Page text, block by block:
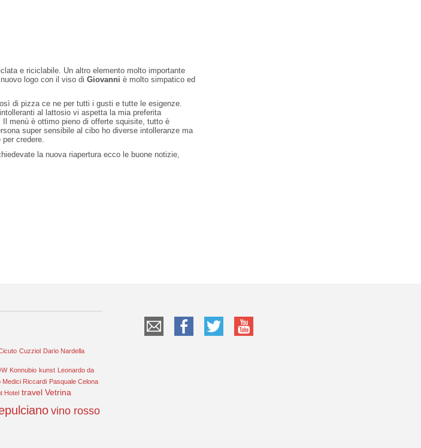
e riciclabile. Un altro elemento molto importante
logo con il viso di Giovanni è molto simpatico ed
di pizza ce ne per tutti i gusti e tutte le esigenze.
al lattosio vi aspetta la mia preferita
menù è ottimo pieno di offerte squisite, tutto è
super sensibile al cibo ho diverse intolleranze ma
credere.
la nuova riapertura ecco le buone notizie,
Cuzziol Dario Nardella
Konnubio kunst Leonardo da
Medici Riccardi Pasquale Celona
Hotel travel Vetrina
vino rosso